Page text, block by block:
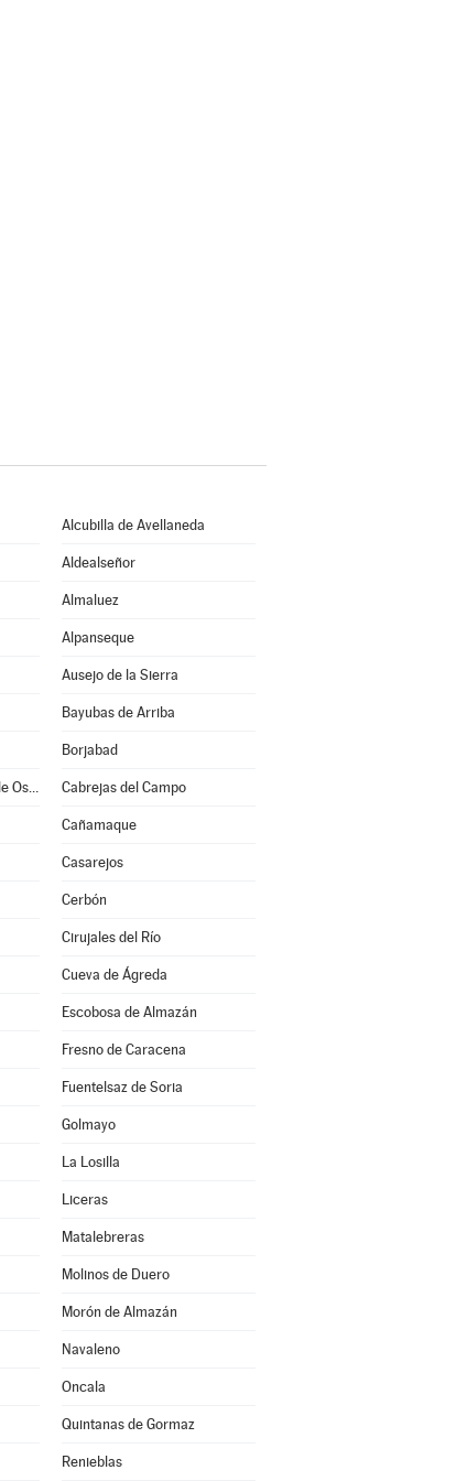
Alcubilla de Avellaneda
Aldealseñor
Almaluez
Alpanseque
Ausejo de la Sierra
Bayubas de Arriba
Borjabad
Burgo de Osma-Ciudad de Osma Cabrejas del Campo
Cañamaque
Casarejos
Cerbón
Cirujales del Río
Cueva de Ágreda
Escobosa de Almazán
Fresno de Caracena
Fuentelsaz de Soria
Golmayo
La Losilla
Liceras
Matalebreras
Molinos de Duero
Morón de Almazán
Navaleno
Oncala
Quintanas de Gormaz
Renieblas